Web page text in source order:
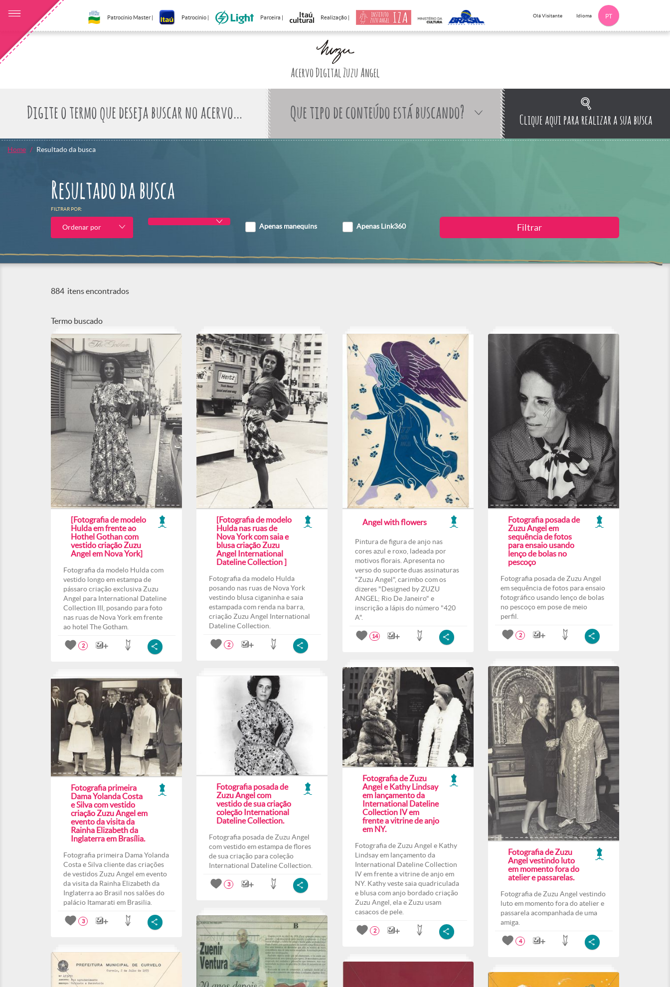
Patrocínio Master | Patrocínio | Parceira | Realização | Olá Visitante Idioma PT
Acervo Digital Zuzu Angel
Que tipo de conteúdo está buscando? Clique aqui para realizar a sua busca
Home Resultado da busca
Resultado da busca
FILTRAR POR:
Ordenar por Apenas manequins Apenas Link360
884 itens encontrados
Termo buscado
[Fotografia de modelo
Hulda em frente ao
Hothel Gothan com
vestido criação Zuzu
Angel em Nova York]
Fotografia da modelo Hulda com
vestido longo em estampa de
pássaro criação exclusiva Zuzu
Angel para International Dateline
Collection III, posando para foto
nas ruas de Nova York em frente
ao hotel The Gotham.
2
[Fotografia de modelo
Hulda nas ruas de
Nova York com saia e
blusa criação Zuzu
Angel International
Dateline Collection ]
Fotografia da modelo Hulda
posando nas ruas de Nova York
vestindo blusa ciganinha e saia
estampada com renda na barra,
criação Zuzu Angel International
Dateline Collection.
2
Angel with flowers
Pintura de figura de anjo nas
cores azul e roxo, ladeada por
motivos florais. Apresenta no
verso do suporte duas assinaturas
"Zuzu Angel", carimbo com os
dizeres "Designed by ZUZU
ANGEL; Rio De Janeiro" e
inscrição a lápis do número "420
A".
14
Fotografia posada de
Zuzu Angel em
sequência de fotos
para ensaio usando
lenço de bolas no
pescoço
Fotografia posada de Zuzu Angel
em sequência de fotos para ensaio
fotográfico usando lenço de bolas
no pescoço em pose de meio
perfil.
2
Fotografia de Zuzu
Angel vestindo luto
em momento fora do
atelier e passarelas.
Fotografia de Zuzu Angel vestindo
luto em momento fora do atelier e
passarela acompanhada de uma
amiga.
4
Fotografia de Zuzu
Angel e Kathy Lindsay
em lançamento da
International Dateline
Collection IV em
frente a vitrine de anjo
em NY.
Fotografia de Zuzu Angel e Kathy
Lindsay em lançamento da
International Dateline Collection
IV em frente a vitrine de anjo em
NY. Kathy veste saia quadriculada
e blusa com anjo bordado criação
Zuzu Angel, ela e Zuzu usam
casacos de pele.
2
Fotografia posada de
Zuzu Angel com
vestido de sua criação
coleção International
Dateline Collection.
Fotografia posada de Zuzu Angel
com vestido em estampa de flores
de sua criação para coleção
International Dateline Collection.
3
Fotografia primeira
Dama Yolanda Costa
e Silva com vestido
criação Zuzu Angel em
evento da visita da
Rainha Elizabeth da
Inglaterra em Brasília.
Fotografia primeira Dama Yolanda
Costa e Silva cliente das criações
de vestidos Zuzu Angel em evento
da visita da Rainha Elizabeth da
Inglaterra ao Brasil nos salões do
palácio Itamarati em Brasilia.
3